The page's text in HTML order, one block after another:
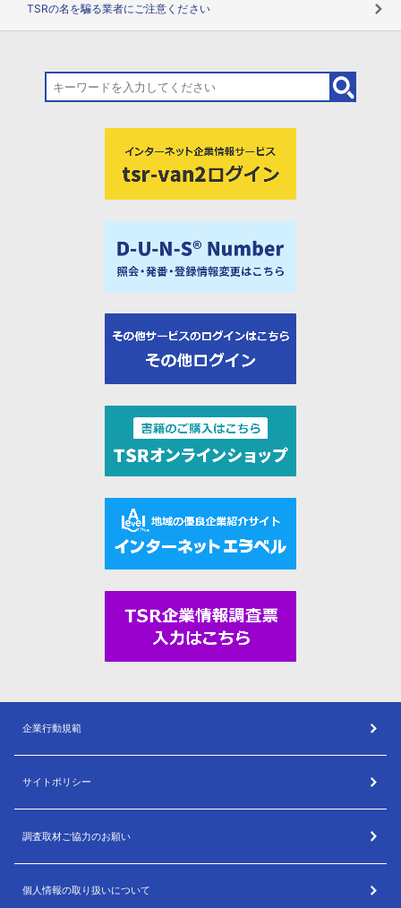
TSRの名を騙る業者にご注意ください
企業行動規範
サイトポリシー
調査取材ご協力のお願い
個人情報の取り扱いについて